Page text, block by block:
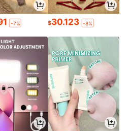
-7% $30.123 -8%